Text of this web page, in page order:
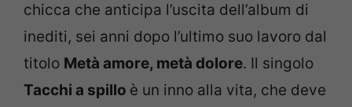
chicca che anticipa l’uscita dell’album di
inediti, sei anni dopo l’ultimo suo lavoro dal
titolo Metà amore, metà dolore. Il singolo
Tacchi a spillo è un inno alla vita, che deve